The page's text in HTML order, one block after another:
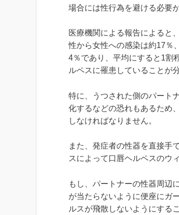
場合には性行為を避ける必要
医療機関による報告によると
性から女性への感染は約17％
4％であり、平均にすると1割
ルペスに罹患していることが
特に、うつされた側のパート
化するなどの恐れもあるため
しなければなりません。
また、発症者の性器を直接手
スによって口唇ヘルペスのウ
もし、パートナーの性器周辺
が当たらないように便座にガ
ルスが飛散しないようにする